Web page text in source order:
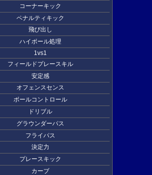
コーナーキック
ペナルティキック
飛び出し
ハイボール処理
1vs1
フィールドプレースキル
安定感
オフェンスセンス
ボールコントロール
ドリブル
グラウンダーパス
フライパス
決定力
プレースキック
カーブ